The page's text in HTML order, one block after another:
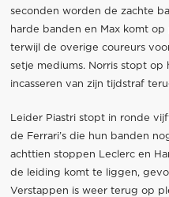
seconden worden de zachte
harde banden en Max komt
terwijl de overige coureurs
setje mediums. Norris stopt
incasseren van zijn tijdstraf
Leider Piastri stopt in ronde
de Ferrari’s die hun banden
achttien stoppen Leclerc en
de leiding komt te liggen,
Verstappen is weer terug op